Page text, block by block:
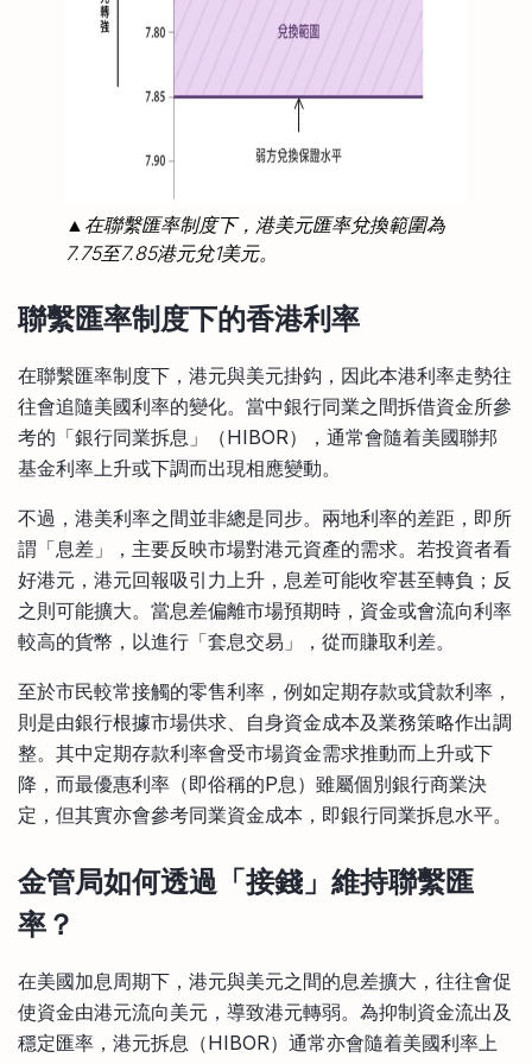
▲在聯繫匯率制度下，港美元匯率兌換範圍為
7.75至7.85港元兌1美元。
聯繫匯率制度下的香港利率
在聯繫匯率制度下，港元與美元掛鈎，因此本港利率走勢往
往會追隨美國利率的變化。當中銀行同業之間拆借資金所參
考的「銀行同業拆息」（HIBOR），通常會隨着美國聯邦
基金利率上升或下調而出現相應變動。
不過，港美利率之間並非總是同步。兩地利率的差距，即所
謂「息差」，主要反映市場對港元資產的需求。若投資者看
好港元，港元回報吸引力上升，息差可能收窄甚至轉負；反
之則可能擴大。當息差偏離市場預期時，資金或會流向利率
較高的貨幣，以進行「套息交易」，從而賺取利差。
至於市民較常接觸的零售利率，例如定期存款或貸款利率，
則是由銀行根據市場供求、自身資金成本及業務策略作出調
整。其中定期存款利率會受市場資金需求推動而上升或下
降，而最優惠利率（即俗稱的P息）雖屬個別銀行商業決
定，但其實亦會參考同業資金成本，即銀行同業拆息水平。
金管局如何透過「接錢」維持聯繫匯
率？
在美國加息周期下，港元與美元之間的息差擴大，往往會促
使資金由港元流向美元，導致港元轉弱。為抑制資金流出及
穩定匯率，港元拆息（HIBOR）通常亦會隨着美國利率上